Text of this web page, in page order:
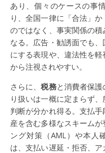
あり、個々のケースの事
り、全国一律に「合法」
のではなく、事実関係の
なる。広告・勧誘面でも
にする表現や、違法性を
から注視されやすい。
さらに、税務と消費者保
り扱いは一概に定まらず
判断が分かれ得る。支払
産を含む多様なスキーム
ング対策（AML）や本人
は、支払い遅延・拒否、